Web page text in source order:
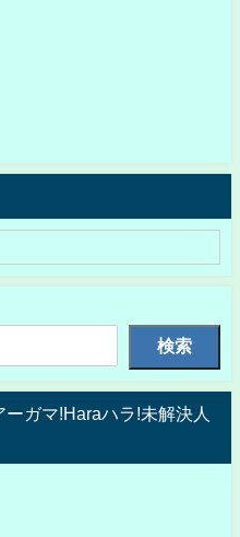
検索
ガマ!Haraハラ!未解決人